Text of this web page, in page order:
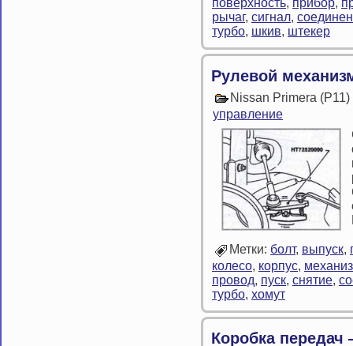
поверхность, прибор,
рычаг, сигнал,
турбо, шкив, штекер
Рулевой
Nissan Primera
управление
Метки: болт, выпуск,
колесо, корпус,
провод, пуск, снятие,
турбо, хомут
Коробка передач